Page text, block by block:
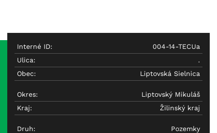
Interné ID:
004-14-TECUa
Ulica:
.
Obec:
Liptovská Sielnica
Okres:
Liptovský Mikuláš
Kraj:
Žilinský kraj
Druh:
Pozemky